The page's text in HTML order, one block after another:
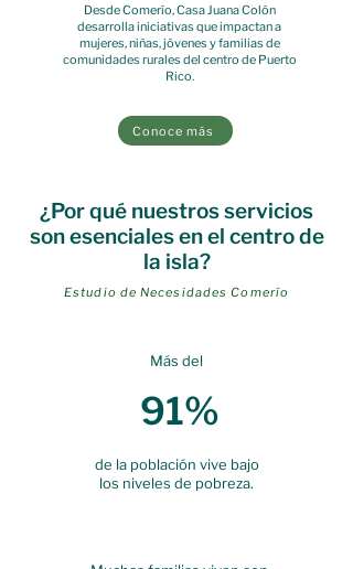
Desde Comerío, Casa Juana Colón
desarrolla iniciativas que impactan a
mujeres, niñas, jóvenes y familias de
comunidades rurales del centro de Puerto
Rico.
Conoce más
¿Por qué nuestros servicios
son esenciales en el centro de
la isla?
Estudio de Necesidades Comerío
91%
de la población vive bajo
los niveles de pobreza.
Más del